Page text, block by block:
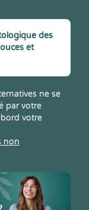
des
et
ne se
par votre
votre
non